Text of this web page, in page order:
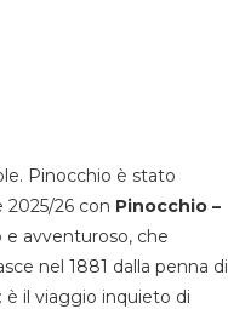
Pinocchio è stato
26 con Pinocchio –
avventuroso, che
nel 1881 dalla penna di
è il viaggio inquieto di